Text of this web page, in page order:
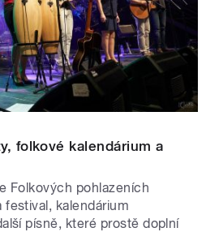
folkové kalendárium a
Folkových pohlazeních
kalendárium
písně, které prostě doplní